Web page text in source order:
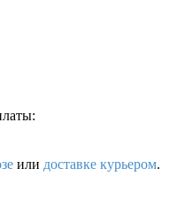
или доставке курьером.